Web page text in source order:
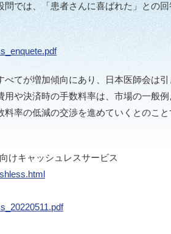
では、「患者さんに喜ばれた」との回
てが増加傾向にあり、日本医師会は
や決済時の手数料率は、市場の一般
料率の低減の交渉を進めていくとのこ
けキャッシュレスサービス